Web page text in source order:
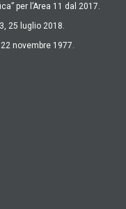
per l’Area 11 dal 2017.
25 luglio 2018.
novembre 1977.